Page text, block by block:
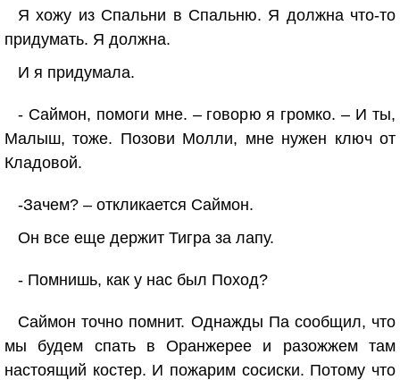
Я хожу из Спальни в Спальню. Я должна что-то
придумать. Я должна.
И я придумала.
- Саймон, помоги мне. – говорю я громко. – И ты,
Малыш, тоже. Позови Молли, мне нужен ключ от
Кладовой.
-Зачем? – откликается Саймон.
Он все еще держит Тигра за лапу.
- Помнишь, как у нас был Поход?
Саймон точно помнит. Однажды Па сообщил, что
мы будем спать в Оранжерее и разожжем там
настоящий костер. И пожарим сосиски. Потому что